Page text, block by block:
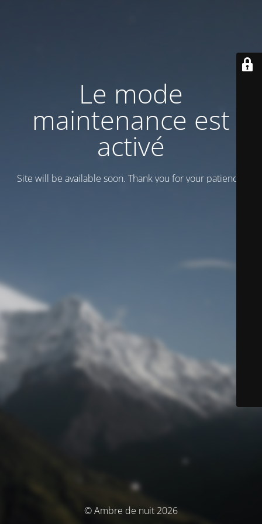
Le mode
maintenance est
activé
Site will be available soon. Thank you for your patience!
© Ambre de nuit 2026